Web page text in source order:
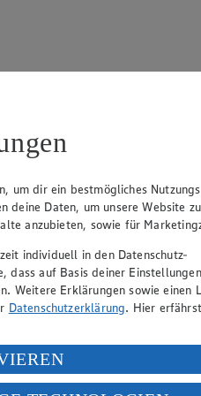
Sprecher), Dr. Dirk
auf dieser Website
oder Grafiken aus
und Anschriften unserer
vor einer
um dir ein bestmögliches
deine Daten, um unsere Website zu
anzubieten, sowie für
individuell in den Datenschutz-
dass auf Basis deiner
Weitere Erklärungen sowie einen
Datenschutzerklärung. Hier
den USA durch Facebook und
des Art. 49 Abs. 1 Satz 1 lit.